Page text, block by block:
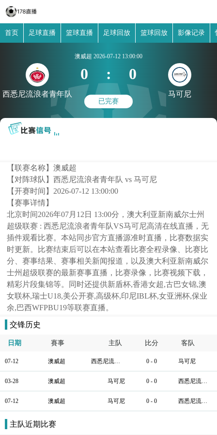
首页 足球直播 篮球直播 足球回放 篮球回放 影像记录
西悉尼流浪者青年队
澳威超 2026-07-12 13:00:00
0 : 0
已完赛
马可尼
【联赛名称】澳威超
【对阵球队】西悉尼流浪者青年队 vs 马可尼
【开赛时间】 2026-07-12 13:00:00
【赛事详情】
北京时间2026年07月12日 13:00分，澳大利亚新南威尔士州
超级联赛 : 西悉尼流浪者青年队VS马可尼高清在线直播，无
插件观看比赛。本站同步官方直播源准时直播，比赛数据实
时更新。比赛结束后可以在本站查看比赛全程录像、比赛比
分、赛事结果、赛事相关新闻报道，以及澳大利亚新南威尔
士州超级联赛的最新赛事直播，比赛录像，比赛视频下载，
精彩片段集锦等。同时还提供新盾杯,香港女超,古巴女锦,澳
女联杯,瑞士U18,美公开赛,高级杯,印尼IBL杯,女亚洲杯,保业
余,巴西WFPBU19等联赛直播。
交锋历史
日期 賽事 主队 比分 客队
07-12 澳威超 西悉尼流浪者青年队 0 - 0 马可尼
03-28 澳威超 马可尼 0 - 0 西悉尼流浪者青年队
07-12 澳威超 马可尼 0 - 0 西悉尼流浪者青年队
主队近期比赛